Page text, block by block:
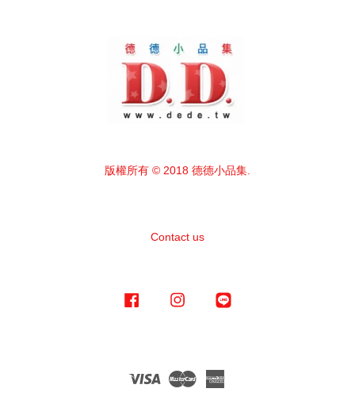
版權所有 © 2018 德德小品集.
Contact us
Facebook Instagram
Visa Master